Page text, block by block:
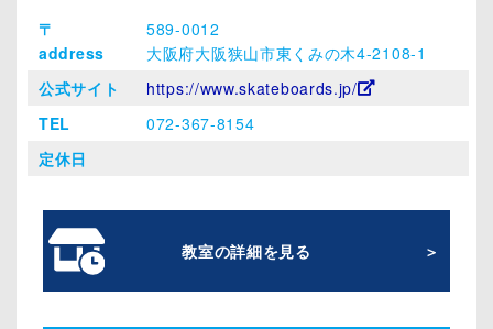
〒
address
589-0012
大阪府大阪狭山市東くみの木4-2108-1
公式サイト
https://www.skateboards.jp/
TEL
072-367-8154
定休日
教室の詳細を見る